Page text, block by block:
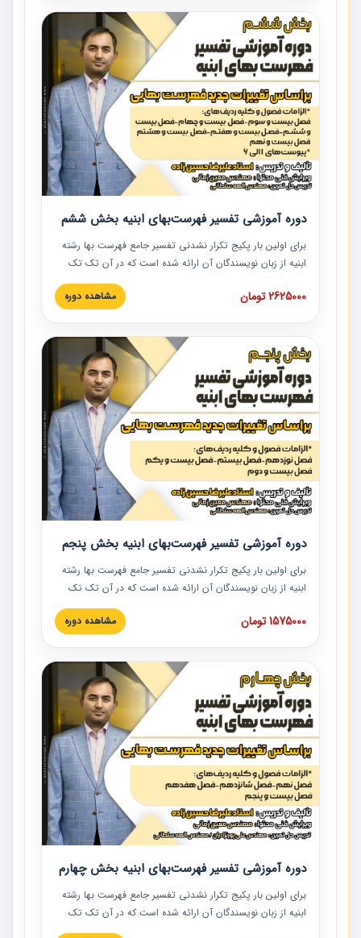
پیمان به همراه تجربیات عملی در این خصوص ارائه شده است.
دوره آموزشی تفسیر فهرست‌بهای ابنیه بخش ششم
برای اولین بار پکیج تکرار نشدنی تفسیر جامع فهرست بها رشته
ابنیه از زبان نویسندگان آن ارائه شده است که در آن تک تک
ردیف ها و مطالب فهرست بها تفسیر و ارائه شده است. این
دوره به صورت کامل تصویری بوده و به همراه تصاویر عملیات
دوره با کلام مهندس علیرضاحسین‌زاده مدیر پروژه مهندسی
مشاور در امر بازنگری فهرست بها رشته ابنیه ارائه شده و به تمام
همکارانی که در حوزه صنعت ساخت در حال فعالیت هستند حتما
توصیه می کنیم از مطالب این دوره استفاده نمایند.
2625000 تومان مشاهده دوره
دوره آموزشی تفسیر فهرست‌بهای ابنیه بخش پنجم
برای اولین بار پکیج تکرار نشدنی تفسیر جامع فهرست بها رشته
ابنیه از زبان نویسندگان آن ارائه شده است که در آن تک تک
ردیف ها و مطالب فهرست بها تفسیر و ارائه شده است. این
دوره به صورت کامل تصویری بوده و به همراه تصاویر عملیات
دوره با کلام مهندس علیرضاحسین‌زاده مدیر پروژه مهندسی
مشاور در امر بازنگری فهرست بها رشته ابنیه ارائه شده و به تمام
همکارانی که در حوزه صنعت ساخت در حال فعالیت هستند حتما
توصیه می کنیم از مطالب این دوره استفاده نمایند.
1575000 تومان مشاهده دوره
دوره آموزشی تفسیر فهرست‌بهای ابنیه بخش چهارم
برای اولین بار پکیج تکرار نشدنی تفسیر جامع فهرست بها رشته
ابنیه از زبان نویسندگان آن ارائه شده است که در آن تک تک
ردیف ها و مطالب فهرست بها تفسیر و ارائه شده است. این